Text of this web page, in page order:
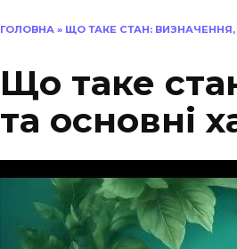
ГОЛОВНА » ЩО ТАКЕ СТАН:
Що таке
та основні